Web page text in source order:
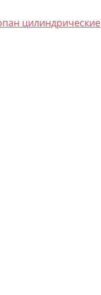
цилиндрические